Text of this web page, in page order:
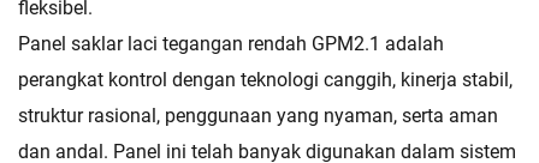
fleksibel.
Panel saklar laci tegangan rendah GPM2.1 adalah
perangkat kontrol dengan teknologi canggih, kinerja stabil,
struktur rasional, penggunaan yang nyaman, serta aman
dan andal. Panel ini telah banyak digunakan dalam sistem